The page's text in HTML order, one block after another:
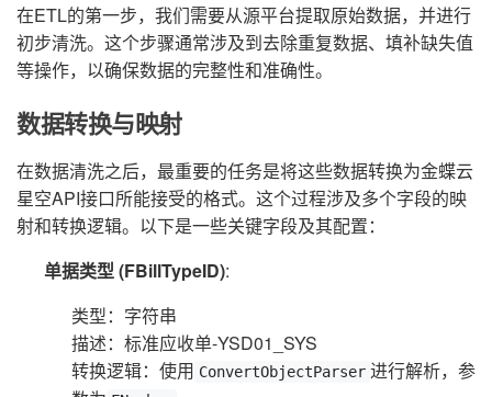
在ETL的第一步，我们需要从源平台提取原始数据，并进行
初步清洗。这个步骤通常涉及到去除重复数据、填补缺失值
等操作，以确保数据的完整性和准确性。
数据转换与映射
在数据清洗之后，最重要的任务是将这些数据转换为金蝶云
星空API接口所能接受的格式。这个过程涉及多个字段的映
射和转换逻辑。以下是一些关键字段及其配置：
单据类型 (FBillTypeID):
类型：字符串
描述：标准应收单-YSD01_SYS
转换逻辑：使用 ConvertObjectParser 进行解析，参